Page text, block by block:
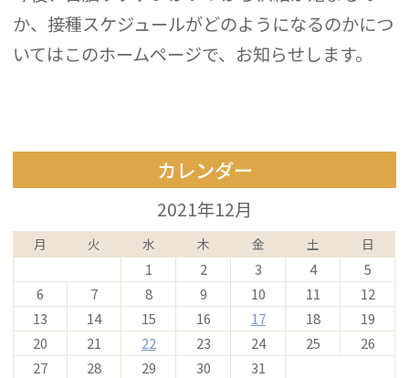
か、接種スケジュールがどのようになるのかにつ
いてはこのホームページで、お知らせします。
カレンダー
2021年12月
月 火 水 木 金 土 日
1 2 3 4
5
6
7 8 9 10 11
12
13
14 15 16 17 18
19
20
21 22 23 24 25
26
27
28 29 30 31